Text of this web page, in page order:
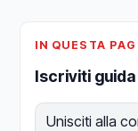
IN QUESTA
Iscriviti guida
Unisciti alla